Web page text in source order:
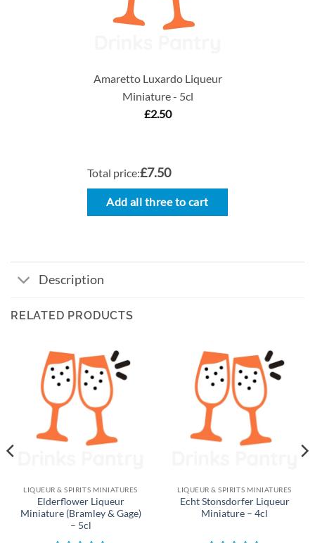
Amaretto Luxardo Liqueur
Miniature - 5cl
£2.50
Total price:£7.50
Add all three to cart
Description
RELATED PRODUCTS
LIQUEUR & SPIRITS MINIATURES
Elderflower Liqueur
Miniature (Bramley & Gage)
– 5cl
LIQUEUR & SPIRITS MINIATURES
Echt Stonsdorfer Liqueur
Miniature – 4cl